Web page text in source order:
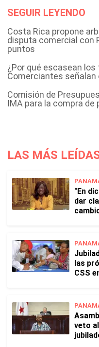
SEGUIR LEYENDO
Costa Rica propone
disputa comercial con
puntos
¿Por qué escasean
Comerciantes
Comisión de
IMA para la compra de
LAS MÁS
"En
dar
las
CSS
veto